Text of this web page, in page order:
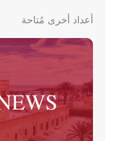
أعداد أخرى مُتاحة